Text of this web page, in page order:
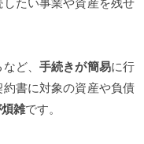
たい事業や資産を残せ
ど、 手続きが簡易に行
書に対象の資産や負債
雑です。